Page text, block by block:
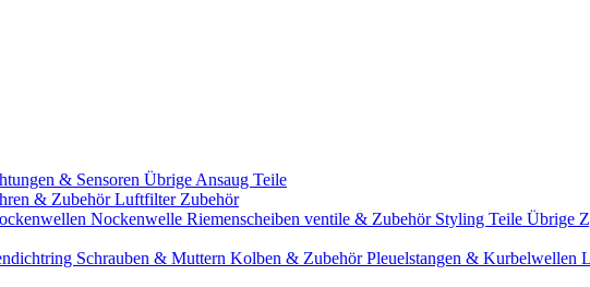
& Sensoren Übrige Ansaug Teile
& ZubehörLuftfilter Zubehör
Nockenwelle Riemenscheiben ventile & Zubehör Styling Teile Übrige
Schrauben & Muttern Kolben & ZubehörPleuelstangen & Kurbelwellen